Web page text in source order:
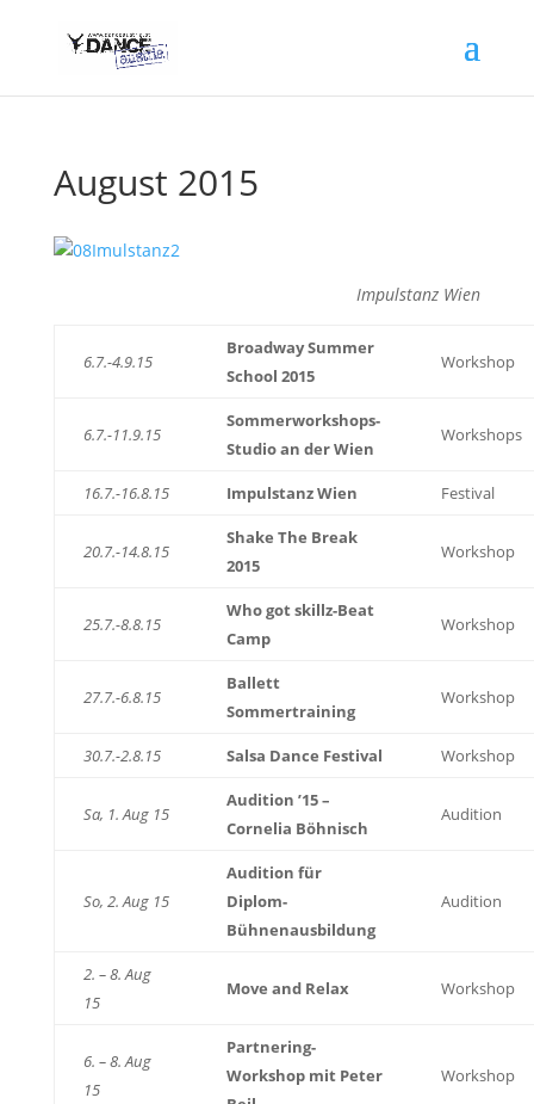
August 2015
Impulstanz Wien
6.7.-4.9.15
Broadway Summer
School 2015
Workshop
6.7.-11.9.15
Sommerworkshops-
Studio an der Wien
Workshops
16.7.-16.8.15 Impulstanz Wien Festival
20.7.-14.8.15
Shake The Break
2015
Workshop
25.7.-8.8.15
Who got skillz-Beat
Camp
Workshop
27.7.-6.8.15
Ballett
Sommertraining
Workshop
30.7.-2.8.15 Salsa Dance Festival Workshop
Sa, 1. Aug 15
Audition ’15 –
Cornelia Böhnisch
Audition
So, 2. Aug 15
Audition für
Diplom-
Bühnenausbildung
Audition
2. – 8. Aug
15
Move and Relax Workshop
6. – 8. Aug
15
Partnering-
Workshop mit Peter
Workshop